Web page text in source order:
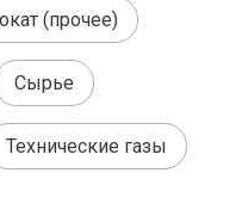
(прочее)
Сырье
Технические газы